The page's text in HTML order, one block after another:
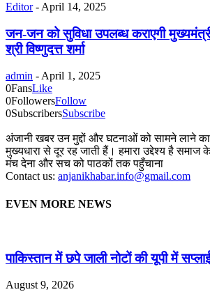
Editor - April 14, 2025
जन-जन को सुविधा उपलब्ध कराएगी
श्री विष्णुदत्त शर्मा
admin -April 1, 2025
0FansLike
0FollowersFollow
0SubscribersSubscribe
अंजानी खबर उन मुद्दों और घटनाओं को सामने लाने
मुख्यधारा से दूर रह जाती हैं। हमारा उद्देश्य है
मंच देना और सच को पाठकों तक पहुँचाना
Contact us: anjanikhabar.info@gmail.com
EVEN MORE NEWS
पाकिस्तान में छपे जाली नोटों की यूपी में
August 9, 2026